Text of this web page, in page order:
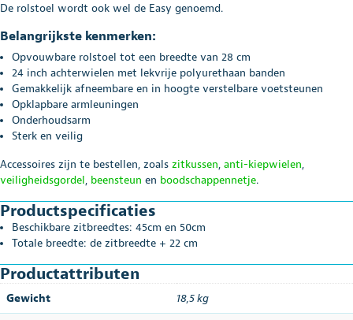
De rolstoel wordt ook wel de Easy genoemd.
Belangrijkste kenmerken:
Opvouwbare rolstoel tot een breedte van 28 cm
24 inch achterwielen met lekvrije polyurethaan banden
Gemakkelijk afneembare en in hoogte verstelbare voetsteunen
Opklapbare armleuningen
Onderhoudsarm
Sterk en veilig
Accessoires zijn te bestellen, zoals zitkussen, anti-kiepwielen,
veiligheidsgordel, beensteun en boodschappennetje.
Productspecificaties
Beschikbare zitbreedtes: 45cm en 50cm
Totale breedte: de zitbreedte + 22 cm
Productattributen
Gewicht 18,5 kg